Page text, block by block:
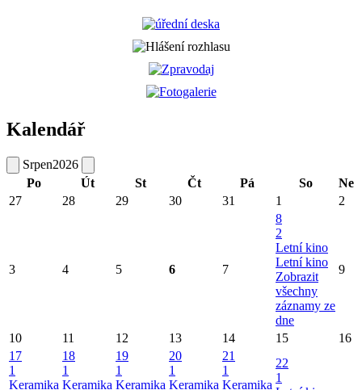
Kalendář
Srpen2026
Po
Út St Čt Pá So
Ne
27
28 29 30 31 1 2
3 4 5 6 7
8
2
Letní kino
Letní kino
Zobrazit
všechny
záznamy ze
dne
9
10 11 12 13 14 15
16
17
1
Keramika
18
1
Keramika
19
1
Keramika
20
1
Keramika
21
1
Keramika
22
1